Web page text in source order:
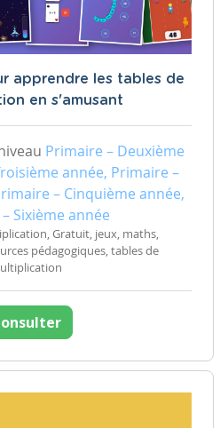
apprendre les tables de
en s'amusant
Primaire – Deuxième
année, Primaire –
– Cinquième année,
Sixième année
Gratuit, jeux, maths,
pédagogiques, tables de